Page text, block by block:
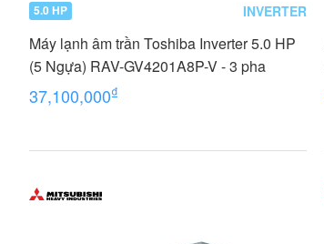
5.0 HP INVERTER
Máy lạnh âm trần Toshiba Inverter 5.0 HP
(5 Ngựa) RAV-GV4201A8P-V - 3 pha
37,100,000₫